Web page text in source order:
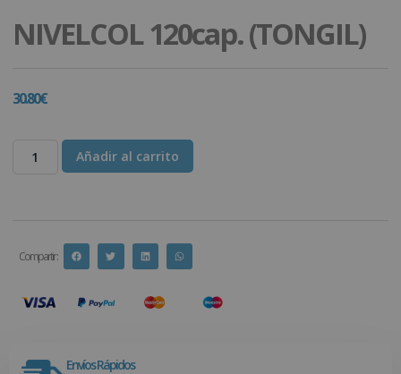
NIVELCOL 120cap. (TONGIL)
30.80€
Añadir al carrito
Compartir :
Envíos Rápidos